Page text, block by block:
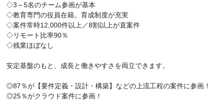
◇3～5名のチーム参画が基本
◇教育専門の役員在籍。育成制度が充実
◇案件常時12,000件以上／8割以上が直案件
◇リモート比率90％
◇残業ほぼなし
安定基盤のもと、成長と働きやすさを両立できます。
◎87％が【要件定義・設計・構築】などの上流工程の案件に参画！
◎25％がクラウド案件に参画！